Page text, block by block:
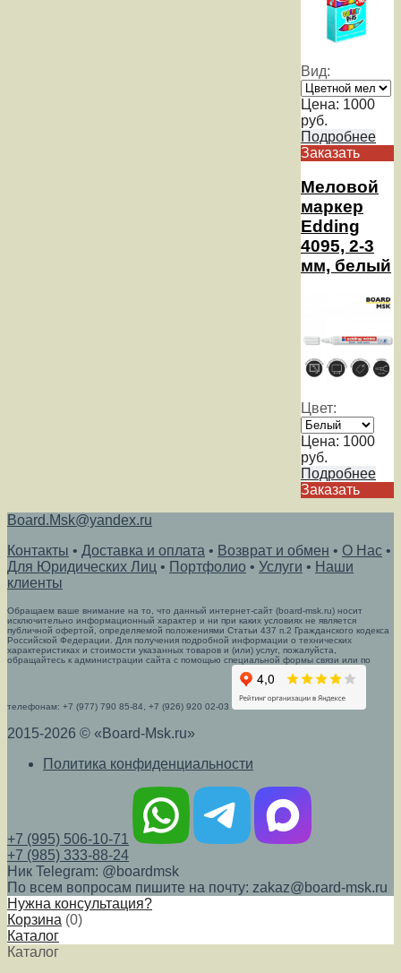
Вид:
Цена: 1000
руб.
Подробнее
Заказать
Меловой
маркер
Edding
4095, 2-3
мм, белый
Цвет:
Цена: 1000
руб.
Подробнее
Заказать
Board.Msk@yandex.ru
Контакты • Доставка и оплата • Возврат и обмен • О Нас •
Для Юридических Лиц • Портфолио • Услуги • Наши
клиенты
Обращаем ваше внимание на то, что данный интернет-сайт (board-msk.ru) носит
исключительно информационный характер и ни при каких условиях не является
публичной офертой, определяемой положениями Статьи 437 п.2 Гражданского кодекса
Российской Федерации. Для получения подробной информации о технических
характеристиках и стоимости указанных товаров и (или) услуг, пожалуйста,
обращайтесь к администрации сайта с помощью специальной формы связи или по
телефонам: +7 (977) 790 85-84, +7 (926) 920 02-03
2015-2026 © «Board-Msk.ru»
Политика конфиденциальности
+7 (995) 506-10-71
+7 (985) 333-88-24
Ник Telegram: @boardmsk
По всем вопросам пишите на почту: zakaz@board-msk.ru
Нужна консультация?
Корзина (0)
Каталог
Каталог